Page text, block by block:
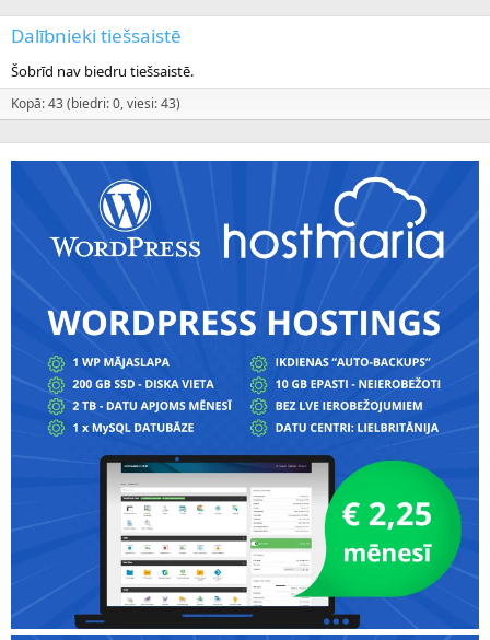
Dalībnieki tiešsaistē
Šobrīd nav biedru tiešsaistē.
Kopā: 43 (biedri: 0, viesi: 43)